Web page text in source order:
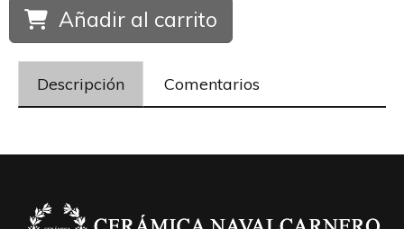
Añadir al carrito
Descripción Comentarios